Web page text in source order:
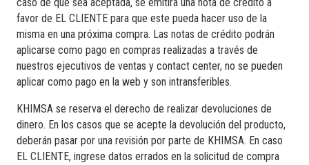
favor de EL CLIENTE para que este pueda hacer uso de la
misma en una próxima compra. Las notas de crédito podrán
aplicarse como pago en compras realizadas a través de
nuestros ejecutivos de ventas y contact center, no se pueden
aplicar como pago en la web y son intransferibles.
KHIMSA se reserva el derecho de realizar devoluciones de
dinero. En los casos que se acepte la devolución del producto,
deberán pasar por una revisión por parte de KHIMSA. En caso
EL CLIENTE, ingrese datos errados en la solicitud de compra